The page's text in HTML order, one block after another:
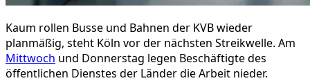
Kaum rollen Busse und Bahnen der KVB wieder
planmäßig, steht Köln vor der nächsten Streikwelle. Am
Mittwoch und Donnerstag legen Beschäftigte des
öffentlichen Dienstes der Länder die Arbeit nieder.